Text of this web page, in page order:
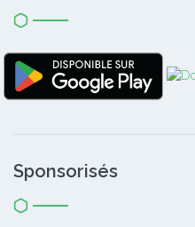
Sponsorisés